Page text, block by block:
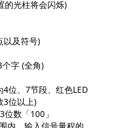
的光柱将会闪烁)
以及符号)
个字 (全角)
位、7节段、红色LED
3位以上)
数「100」